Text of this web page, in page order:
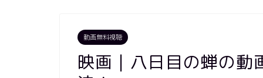
動画無料視聴
映画｜八日目の蝉の動